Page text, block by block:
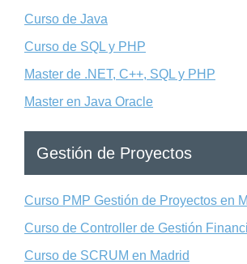
Curso de Java
Curso de SQL y PHP
Master de .NET, C++, SQL y PHP
Master en Java Oracle
Gestión de Proyectos
Curso PMP Gestión de Proyectos en
Curso de Controller de Gestión
Curso de SCRUM en Madrid